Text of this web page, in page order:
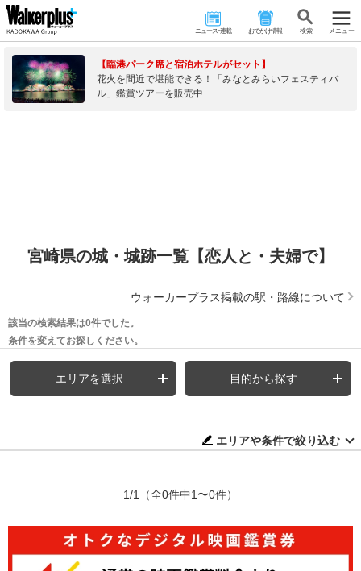
ニュース･連載 おでかけ情報 検 索 メニュー
【臨港パーク席と宿泊ホテルがセット】
花火を間近で堪能できる！「みなとみらいフェスティバ
ル」鑑賞ツアーを販売中
宮崎県の城・城跡一覧【恋人と・夫婦で】
ウォーカープラス掲載の駅・路線について
該当の検索結果は0件でした。
条件を変えてお探しください。
エリアを選択 目的から探す
エリアや条件で絞り込む
1/1 （全0件中1〜0件）